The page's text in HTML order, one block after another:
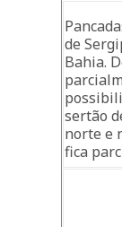
de
Bahia.
sertão
norte e
fica